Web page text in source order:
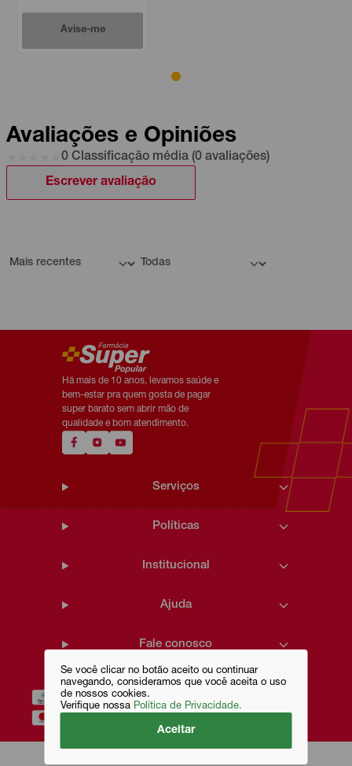
Se você clicar no botão aceito ou continuar
navegando, consideramos que você aceita o uso
de nossos cookies.
Verifique nossa Política de Privacidade.
Aceitar
Avise-me
Avaliações e Opiniões
0 Classificação média (0 avaliações)
Escrever avaliação
Há mais de 10 anos, levamos saúde e
bem-estar pra quem gosta de pagar
super barato sem abrir mão de
qualidade e bom atendimento.
Serviços
Políticas
Institucional
Ajuda
Fale conosco